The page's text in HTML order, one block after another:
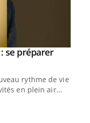
se préparer
rythme de vie !
en plein air…